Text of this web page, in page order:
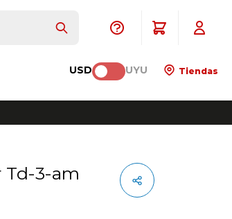
USD UYU Tiendas